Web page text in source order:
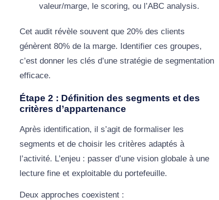
valeur/marge, le scoring, ou l’ABC analysis.
Cet audit révèle souvent que 20% des clients
génèrent 80% de la marge. Identifier ces groupes,
c’est donner les clés d’une stratégie de segmentation
efficace.
Étape 2 : Définition des segments et des
critères d’appartenance
Après identification, il s’agit de formaliser les
segments et de choisir les critères adaptés à
l’activité. L’enjeu : passer d’une vision globale à une
lecture fine et exploitable du portefeuille.
Deux approches coexistent :